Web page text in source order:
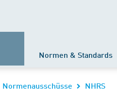
Normen & Standards
Normenausschüsse NHRS